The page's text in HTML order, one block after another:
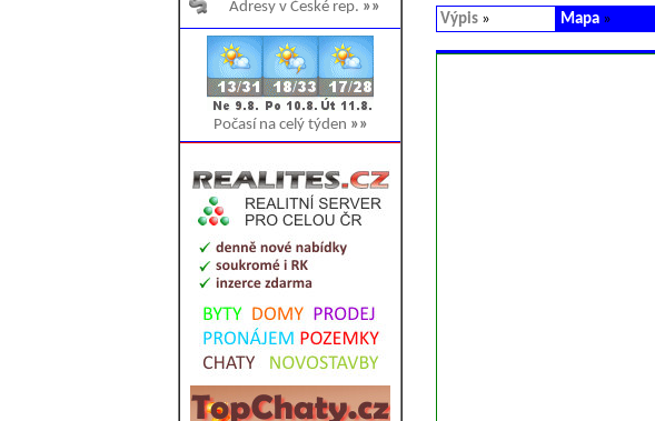
Adresy v České rep. »»
Počasí na celý týden »»
Výpis » Mapa »